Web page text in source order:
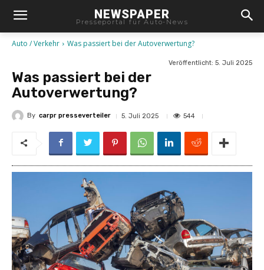
NEWSPAPER
Presseportal für Auto-News
Auto / Verkehr Was passiert bei der Autoverwertung?
Veröffentlicht: 5. Juli 2025
Was passiert bei der
Autoverwertung?
By carpr presseverteiler 5. Juli 2025 544